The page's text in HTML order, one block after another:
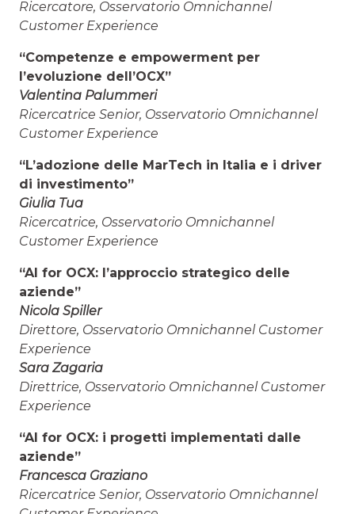
Ricercatore, Osservatorio Omnichannel
Customer Experience
“Competenze e empowerment per
l’evoluzione dell’OCX”
Valentina Palummeri
Ricercatrice Senior, Osservatorio Omnichannel
Customer Experience
“L’adozione delle MarTech in Italia e i driver
di investimento”
Giulia Tua
Ricercatrice, Osservatorio Omnichannel
Customer Experience
“AI for OCX: l’approccio strategico delle
aziende”
Nicola Spiller
Direttore, Osservatorio Omnichannel Customer
Experience
Sara Zagaria
Direttrice, Osservatorio Omnichannel Customer
Experience
“AI for OCX: i progetti implementati dalle
aziende”
Francesca Graziano
Ricercatrice Senior, Osservatorio Omnichannel